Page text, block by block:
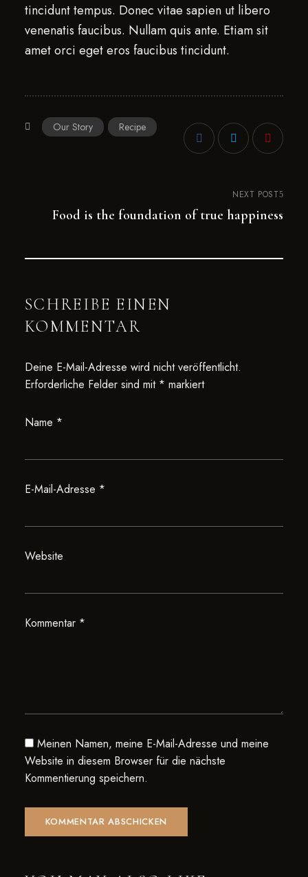
tincidunt tempus. Donec vitae sapien ut libero
venenatis faucibus. Nullam quis ante. Etiam sit
amet orci eget eros faucibus tincidunt.
Our Story Recipe
NEXT POST
Food is the foundation of true happiness
SCHREIBE EINEN
KOMMENTAR
Deine E-Mail-Adresse wird nicht veröffentlicht.
Erforderliche Felder sind mit * markiert
Name *
E-Mail-Adresse *
Website
Kommentar *
Meinen Namen, meine E-Mail-Adresse und meine
Website in diesem Browser für die nächste
Kommentierung speichern.